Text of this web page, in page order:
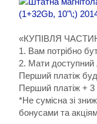
«КУПІВЛЯ
1. Вам потрібно
2. Мати доступний
Перший платіж
Перший платіж + 3
*Не сумісна зі
бонусами та